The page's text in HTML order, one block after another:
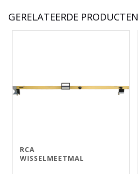
GERELATEERDE PRODUCTEN
RCA
WISSELMEETMAL